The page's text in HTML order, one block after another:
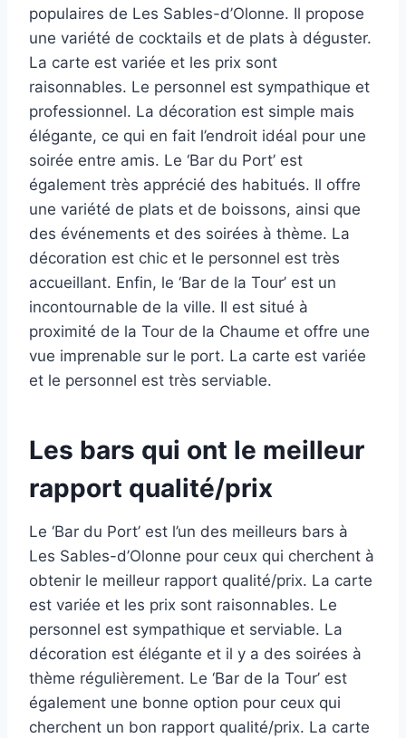
populaires de Les Sables-d’Olonne. Il propose
une variété de cocktails et de plats à déguster.
La carte est variée et les prix sont
raisonnables. Le personnel est sympathique et
professionnel. La décoration est simple mais
élégante, ce qui en fait l’endroit idéal pour une
soirée entre amis. Le ‘Bar du Port’ est
également très apprécié des habitués. Il offre
une variété de plats et de boissons, ainsi que
des événements et des soirées à thème. La
décoration est chic et le personnel est très
accueillant. Enfin, le ‘Bar de la Tour’ est un
incontournable de la ville. Il est situé à
proximité de la Tour de la Chaume et offre une
vue imprenable sur le port. La carte est variée
et le personnel est très serviable.
Les bars qui ont le meilleur
rapport qualité/prix
Le ‘Bar du Port’ est l’un des meilleurs bars à
Les Sables-d’Olonne pour ceux qui cherchent à
obtenir le meilleur rapport qualité/prix. La carte
est variée et les prix sont raisonnables. Le
personnel est sympathique et serviable. La
décoration est élégante et il y a des soirées à
thème régulièrement. Le ‘Bar de la Tour’ est
également une bonne option pour ceux qui
cherchent un bon rapport qualité/prix. La carte